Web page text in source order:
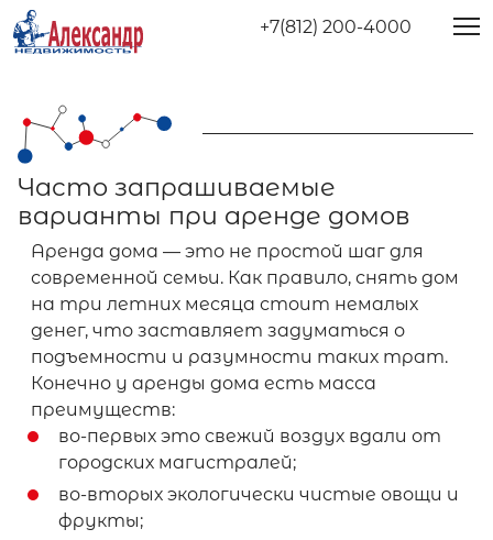
+7(812) 200-4000
Часто запрашиваемые
варианты при аренде домов
Аренда дома — это не простой шаг для
современной семьи. Как правило, снять дом
на три летних месяца стоит немалых
денег, что заставляет задуматься о
подъемности и разумности таких трат.
Конечно у аренды дома есть масса
преимуществ:
во-первых это свежий воздух вдали от
городских магистралей;
во-вторых экологически чистые овощи и
фрукты;